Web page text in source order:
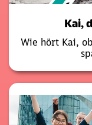
Kai,
Wie hört Kai,